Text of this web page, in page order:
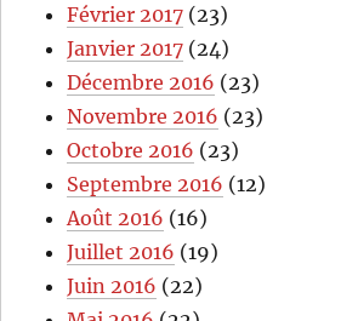
Février 2017 (23)
Janvier 2017 (24)
Décembre 2016 (23)
Novembre 2016 (23)
Octobre 2016 (23)
Septembre 2016 (12)
Août 2016 (16)
Juillet 2016 (19)
Juin 2016 (22)